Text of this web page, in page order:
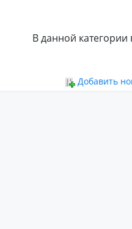
В данной
Добавить